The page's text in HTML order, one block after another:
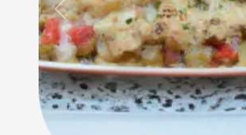
Previous